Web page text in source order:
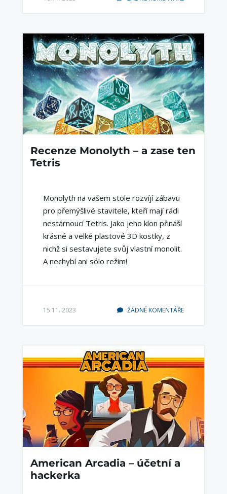
Recenze Monolyth – a zase ten
Tetris
Monolyth na vašem stole rozvíjí zábavu
pro přemýšlivé stavitele, kteří mají rádi
nestárnoucí Tetris. Jako jeho klon přináší
krásné a velké plastové 3D kostky, z
nichž si sestavujete svůj vlastní monolit.
A nechybí ani sólo režim!
15.11. 2023 ŽÁDNÉ KOMENTÁŘE
American Arcadia – účetní a
hackerka